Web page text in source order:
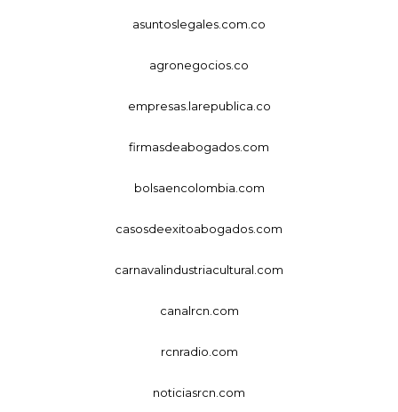
asuntoslegales.com.co
agronegocios.co
empresas.larepublica.co
firmasdeabogados.com
bolsaencolombia.com
casosdeexitoabogados.com
carnavalindustriacultural.com
canalrcn.com
rcnradio.com
noticiasrcn.com